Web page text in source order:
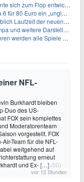
sich zum Flop entwickeln
ein „unglaubliches Schnäppchen“
der neuen Gameplay-Präsentation
Darsteller sollen feststehen
alle Spiele gestreamt
NFL-
Burkhardt bleiben
Duo des US-
FOX sein komplettes
Moderatorenteam
vorgestellt. FOX
Team für die NFL-
weitgehend auf
erneut
und Ex-[…] (00)
vor 12 Stunden